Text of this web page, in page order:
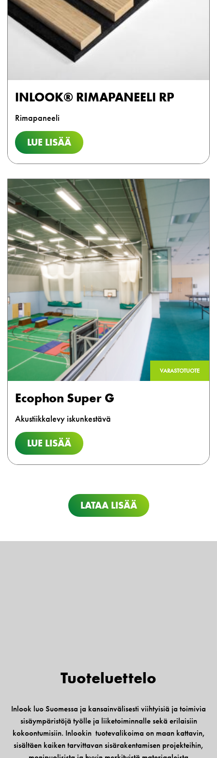
INLOOK® RIMAPANEELI RP
Rimapaneeli
LUE LISÄÄ
VARASTOTUOTE
Ecophon Super G
Akustiikkalevy iskunkestävä
LUE LISÄÄ
LATAA LISÄÄ
Tuote­luettelo
Inlook luo Suomessa ja kansainvälisesti viihtyisiä ja toimivia
sisäympäristöjä työlle ja liiketoiminnalle sekä erilaisiin
kokoontumisiin. Inlookin tuotevalikoima on maan kattavin,
sisältäen kaiken tarvittavan sisärakentamisen projekteihin,